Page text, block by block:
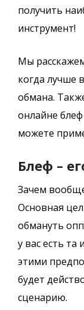
получить
инструмент!
Мы
когда лучше
обмана.
онлайне
можете
Блеф –
Зачем
Основная
обмануть
у вас есть та
этими
будет
сценарию.